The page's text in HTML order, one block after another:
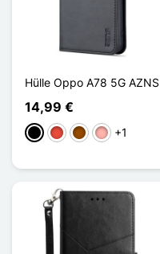
Hülle Oppo A78 5G AZNS
14,99 €
Schwarz
Rot BraunRoségold
+1